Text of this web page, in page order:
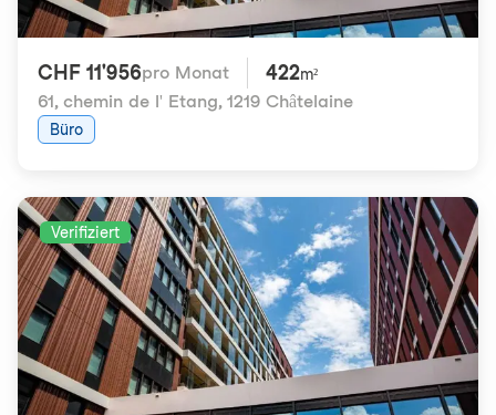
CHF 11'956pro Monat 422m²
61, chemin de l' Etang, 1219 Châtelaine
Büro
Verifiziert